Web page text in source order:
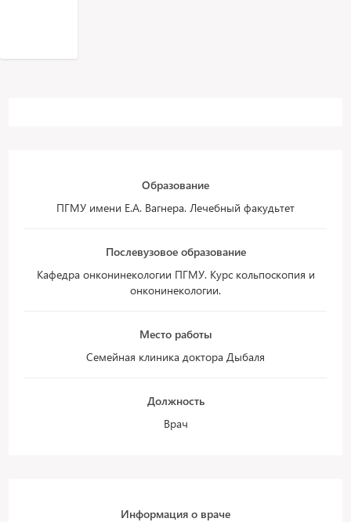
Образование
ПГМУ имени Е.А. Вагнера. Лечебный факудьтет
Послевузовое образование
Кафедра онконинекологии ПГМУ. Курс кольпоскопия и
онконинекологии.
Место работы
Семейная клиника доктора Дыбаля
Должность
Врач
Информация о враче